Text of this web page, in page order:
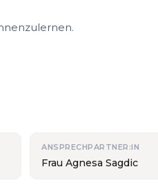
ANSPRECHPARTNER:IN
Frau Agnesa Sagdic